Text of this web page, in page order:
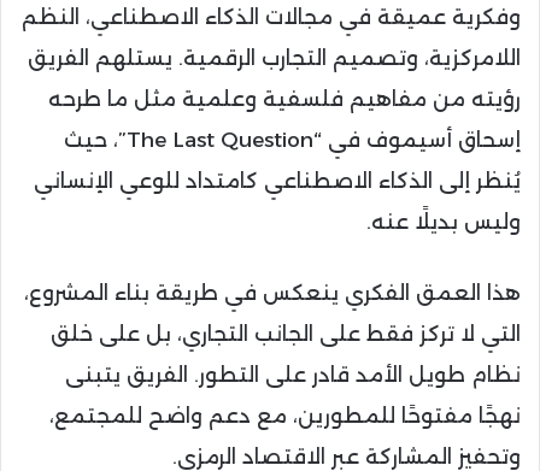
وفكرية عميقة في مجالات الذكاء الاصطناعي، النظم
اللامركزية، وتصميم التجارب الرقمية. يستلهم الفريق
رؤيته من مفاهيم فلسفية وعلمية مثل ما طرحه
إسحاق أسيموف في “The Last Question”، حيث
يُنظر إلى الذكاء الاصطناعي كامتداد للوعي الإنساني
وليس بديلًا عنه.
هذا العمق الفكري ينعكس في طريقة بناء المشروع،
التي لا تركز فقط على الجانب التجاري، بل على خلق
نظام طويل الأمد قادر على التطور. الفريق يتبنى
نهجًا مفتوحًا للمطورين، مع دعم واضح للمجتمع،
وتحفيز المشاركة عبر الاقتصاد الرمزي.